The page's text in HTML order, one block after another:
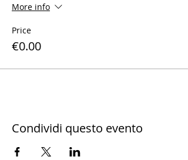
More info
Price
€0.00
Condividi questo evento